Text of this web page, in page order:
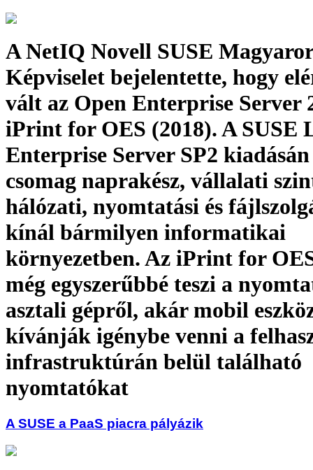
A NetIQ Novell SUSE
Képviselet bejelentette, hogy
vált az Open Enterprise Server
iPrint for OES (2018). A SUSE
Enterprise Server SP2
csomag naprakész, vállalati
hálózati, nyomtatási és
kínál bármilyen informatikai
környezetben. Az iPrint for
még egyszerűbbé teszi a
asztali gépről, akár mobil
kívánják igénybe venni a
infrastruktúrán belül található
nyomtatókat
A SUSE a PaaS piacra pályázik